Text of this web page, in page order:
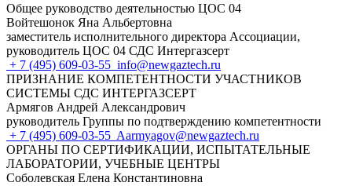
Общее руководство деятельностью ЦОС 04
Войтешонок Яна Альбертовна
заместитель исполнительного директора Ассоциации,
руководитель ЦОС 04 СДС Интергазсерт
+ 7 (495) 609-03-55 info@newgaztech.ru
ПРИЗНАНИЕ КОМПЕТЕНТНОСТИ УЧАСТНИКОВ
СИСТЕМЫ СДС ИНТЕРГАЗСЕРТ
Армягов Андрей Александрович
руководитель Группы по подтверждению компетентности
+ 7 (495) 609-03-55 Aarmyagov@newgaztech.ru
ОРГАНЫ ПО СЕРТИФИКАЦИИ, ИСПЫТАТЕЛЬНЫЕ
ЛАБОРАТОРИИ, УЧЕБНЫЕ ЦЕНТРЫ
Соболевская Елена Константиновна